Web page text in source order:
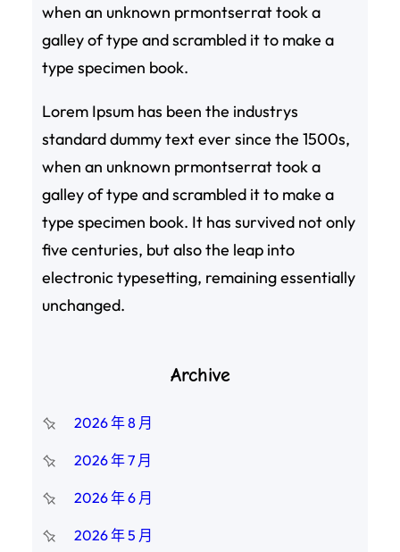
when an unknown prmontserrat took a
galley of type and scrambled it to make a
type specimen book.
Lorem Ipsum has been the industrys
standard dummy text ever since the 1500s,
when an unknown prmontserrat took a
galley of type and scrambled it to make a
type specimen book. It has survived not only
five centuries, but also the leap into
electronic typesetting, remaining essentially
unchanged.
Archive
2026 年 8 月
2026 年 7 月
2026 年 6 月
2026 年 5 月